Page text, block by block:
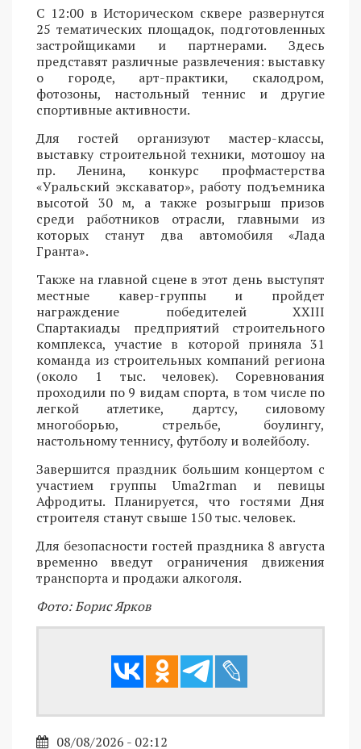
С 12:00 в Историческом сквере развернутся
25 тематических площадок, подготовленных
застройщиками и партнерами. Здесь
представят различные развлечения: выставку
о городе, арт-практики, скалодром,
фотозоны, настольный теннис и другие
спортивные активности.
Для гостей организуют мастер-классы,
выставку строительной техники, мотошоу на
пр. Ленина, конкурс профмастерства
«Уральский экскаватор», работу подъемника
высотой 30 м, а также розыгрыш призов
среди работников отрасли, главными из
которых станут два автомобиля «Лада
Гранта».
Также на главной сцене в этот день выступят
местные кавер-группы и пройдет
награждение победителей XXIII
Спартакиады предприятий строительного
комплекса, участие в которой приняла 31
команда из строительных компаний региона
(около 1 тыс. человек). Соревнования
проходили по 9 видам спорта, в том числе по
легкой атлетике, дартсу, силовому
многоборью, стрельбе, боулингу,
настольному теннису, футболу и волейболу.
Завершится праздник большим концертом с
участием группы Uma2rman и певицы
Афродиты. Планируется, что гостями Дня
строителя станут свыше 150 тыс. человек.
Для безопасности гостей праздника 8 августа
временно введут ограничения движения
транспорта и продажи алкоголя.
Фото: Борис Ярков
08/08/2026 - 02:12